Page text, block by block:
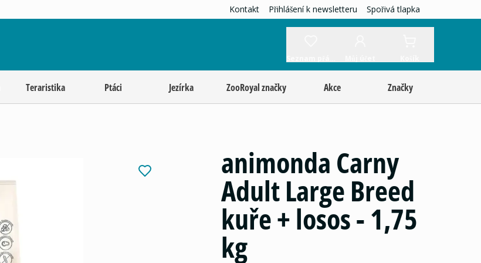
Kontakt Přihlášení k newsletteru Spořivá tlapka
Teraristika Ptáci Jezírka ZooRoyal značky Akce Značky
animonda Carny
Adult Large Breed
kuře + losos - 1,75
kg